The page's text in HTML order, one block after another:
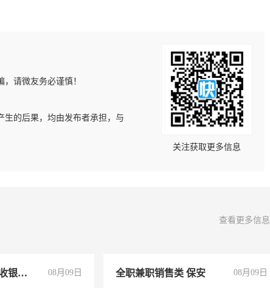
请微友务必谨慎！
生的后果，均由发布者承担，与
关注获取更多信息
查看更多信息
宾馆前台，超市收银员，淘宝客服 08月09日 全职兼职销售类 保安 08月09日